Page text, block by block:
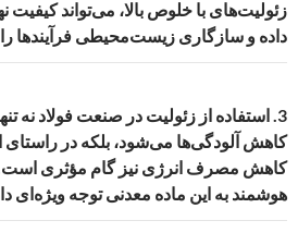
زئولیت‌های با خلوص بالا، می‌تواند کیفیت
داده و سازگاری زیست‌محیطی فرآیندها
3. استفاده از زئولیت در صنعت فولاد نه
کاهش آلودگی‌ها می‌شود، بلکه در راستای
کاهش مصرف انرژی نیز گام مؤثری است.
هوشمند به این ماده معدنی توجه ویژه‌ای